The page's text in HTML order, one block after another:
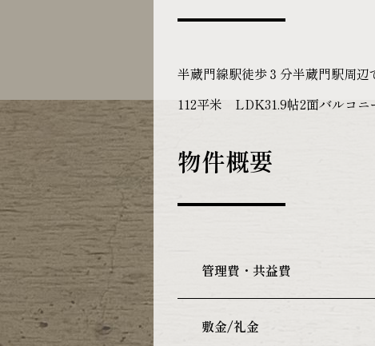
半蔵門線駅徒歩３分半蔵門駅周辺
112平米 LDK31.9帖2面バルコ
物件概要
管理費・共益費
敷金/礼金